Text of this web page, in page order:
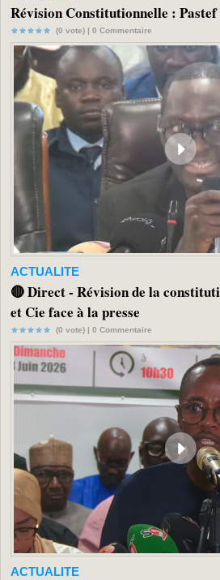
Révision Constitutionnelle : Pastef
(0 vote) | 0 Commentaire
ACTUALITE
🔴 Direct - Révision de la
et Cie face à la presse
(0 vote) | 0 Commentaire
ACTUALITE